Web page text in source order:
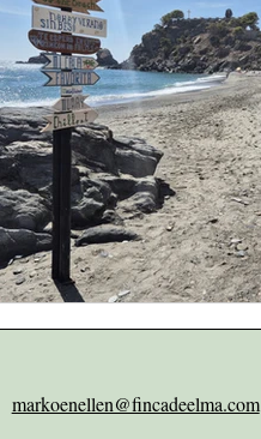
markoenellen@fincadeelma.com